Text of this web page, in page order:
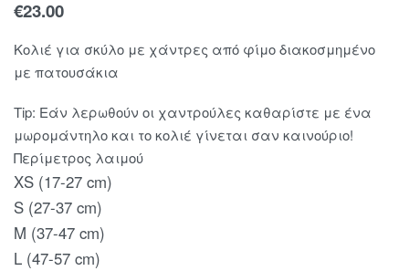
€23.00
Κολιέ για σκύλο με χάντρες από φίμο διακοσμημένο
με πατουσάκια
Tip: Εάν λερωθούν οι χαντρούλες καθαρίστε με ένα
μωρομάντηλο και το κολιέ γίνεται σαν καινούριο!
Περίμετρος λαιμού
XS (17-27 cm)
S (27-37 cm)
M (37-47 cm)
L (47-57 cm)